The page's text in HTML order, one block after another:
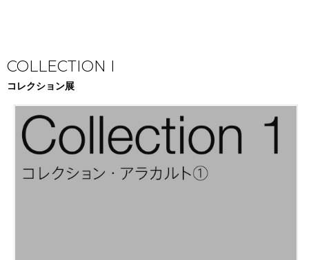
COLLECTION I
コレクション展